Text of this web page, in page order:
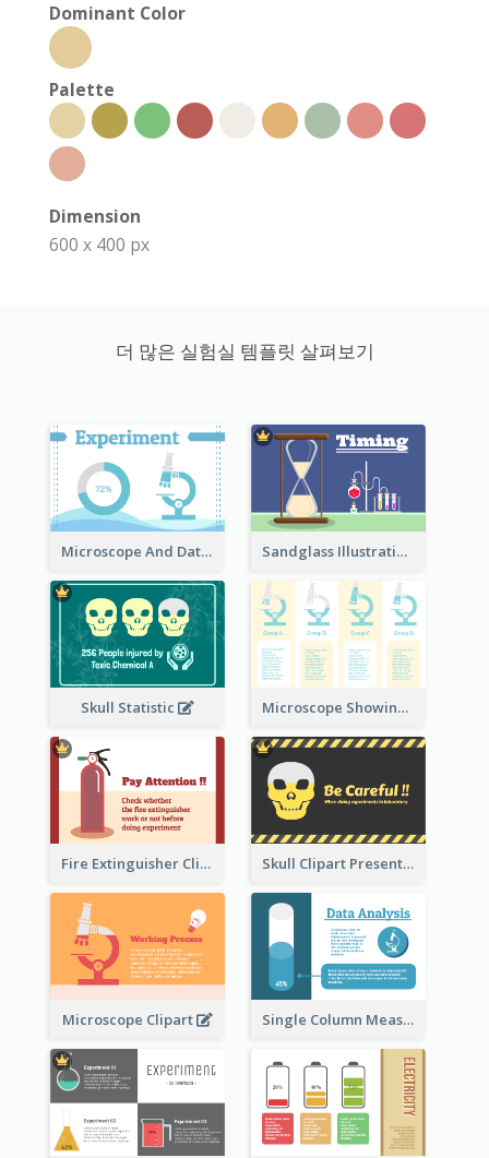
Dominant Color
Palette
Dimension
600 x 400 px
더 많은 실험실 템플릿 살펴보기
Microscope And Data Clipart Sandglass Illustration
Skull Statistic Microscope Showing Comparison
Fire Extinguisher Clipart Skull Clipart Presenting Dangerous
Microscope Clipart Single Column Measurement